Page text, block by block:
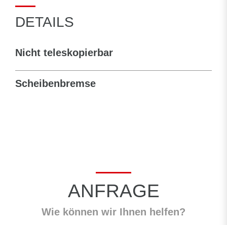
DETAILS
Nicht teleskopierbar
Scheibenbremse
ANFRAGE
Wie können wir Ihnen helfen?